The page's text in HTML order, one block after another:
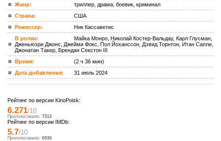
ком.
Жанр:
триллер, драма, боевик, криминал
Страна:
США
Режиссер:
Ник Кассаветис
В ролях:
Майка Монро, Николай Костер-Вальдау, Карл Глусман,
Дженьюэри Джонс, Джейми Фокс, Пол Йоханссон, Дэвид Торнтон, Итан Сапли,
Джонатан Такер, Брендан Секстон III
Время:
(2 ч 36 мин)
Дата добавления:
31 июль 2024
Рейтинг по версии KinoPoisk:
6.271/10
Проголосовало: 7313
Рейтинг по версии IMDb:
5.7/10
Проголосовало: 6936